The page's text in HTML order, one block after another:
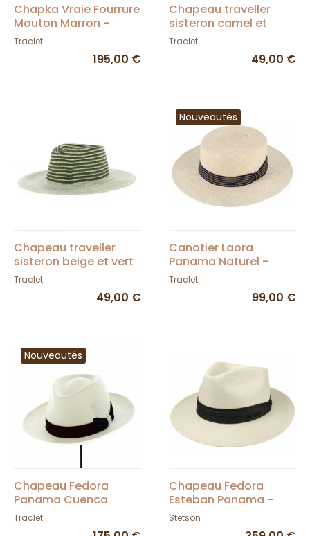
Chapka Vraie Fourrure
Mouton Marron -
Traclet
Traclet
195,00 €
Chapeau traveller
sisteron camel et
beige
Traclet
49,00 €
Chapeau traveller
sisteron beige et vert
Traclet
49,00 €
Nouveautés
Canotier Laora
Panama Naturel -
Traclet
Traclet
99,00 €
Nouveautés
Chapeau Fedora
Panama Cuenca
Blanc - Traclet
Traclet
Chapeau Fedora
Esteban Panama -
Stetson
Stetson